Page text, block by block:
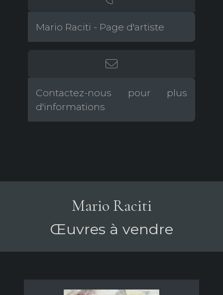
Mario Raciti - Page d'artiste
Contactez-nous pour plus
d'informations
Mario Raciti
Œuvres à vendre